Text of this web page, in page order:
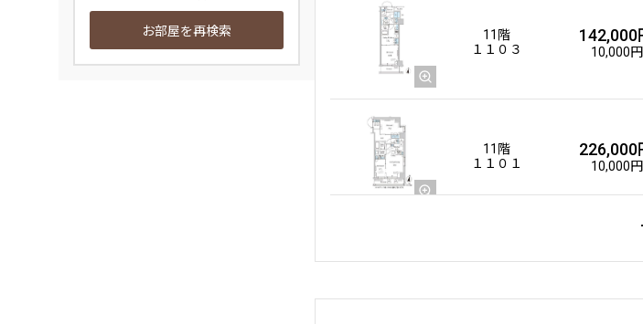
お部屋を再検索
11階
１１０３
142,000
10,000円
11階
１１０１
226,000
10,000円